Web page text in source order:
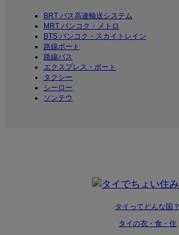
BRT バス高速輸送システム
MRT バンコク・メトロ
BTS バンコク・スカイトレイン
路線ボート
路線バス
エクスプレス・ボート
タクシー
シーロー
ソンテウ
タイってどんな国？
タイの衣・食・住